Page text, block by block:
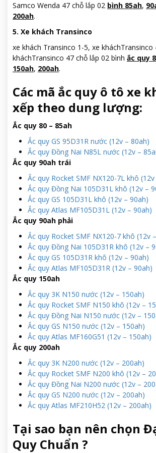
Samco Wenda 47 chỗ lắp 02 bình 85ah,
200ah.
5. Xe khách Transinco
xe khách Transinco 1-5, xe kháchTransinco
kháchTransinco 47 chỗ lắp 02 bình ắc quy
150ah, 200ah.
Các mã ắc quy ô tô xe
xếp theo dung lượng:
Ắc quy 80 – 85ah
Ắc quy GS 95D31R nước (12v – 80ah)
Ắc quy Đồng Nai N85L nước (12v –
Ắc quy 90ah trái
Ắc quy Rocket SMF NX120-7L khô
Ắc quy Đồng Nai 105D31L khô (12v –
Ắc quy GS 105D31L khô (12v – 90ah)
Ắc quy Atlas MF105D31L (12v – 90ah)
Ắc quy 90ah phải
Ắc quy Rocket SMF NX120-7 khô (12v
Ắc quy Đồng Nai 105D31R khô (12v –
Ắc quy GS 105D31R khô (12v – 90ah)
Ắc quy Atlas MF105D31R (12v – 90ah)
Ắc quy 150ah
Ắc quy 3K N150 nước (12v – 150ah)
Ắc quy Rocket SMF N150 khô (12v –
Ắc quy Đồng Nai N150 nước (12v –
Ắc quy GS N150 nước (12v – 150ah)
Ắc quy Atlas MF160G51 (12v – 150ah)
Ắc quy 200ah
Ắc quy 3K N200 nước (12v – 200ah)
Ắc quy Rocket SMF N200 khô (12v –
Ắc quy Đồng Nai N200 nước (12v –
Ắc quy GS N200 nước (12v – 200ah)
Ắc quy Atlas MF210H52 (12v – 200ah)
Tại sao bạn nên chọn
Quy Chuẩn ?